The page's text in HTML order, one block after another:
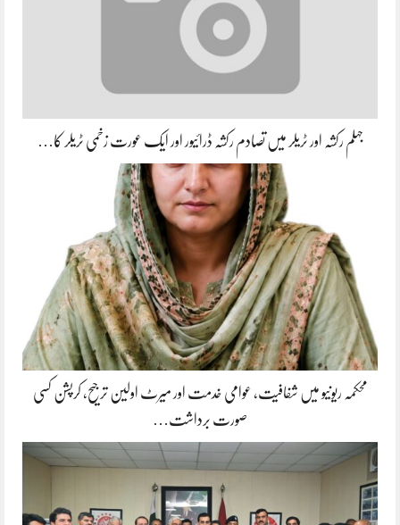
جہلم رکشہ اور ٹریلر میں تصادم رکشہ ڈرائیور اور ایک عورت زخمی ٹریلر کا…
محکمہ ریونیو میں شفافیت، عوامی خدمت اور میرٹ اولین ترجیح، کرپشن کسی
صورت برداشت…